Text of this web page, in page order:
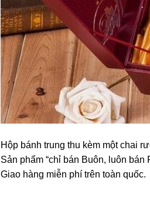
Hộp bánh trung thu kèm một chai
Sản phẩm “chỉ bán Buôn, luôn bán
Giao hàng miễn phí trên toàn quốc.